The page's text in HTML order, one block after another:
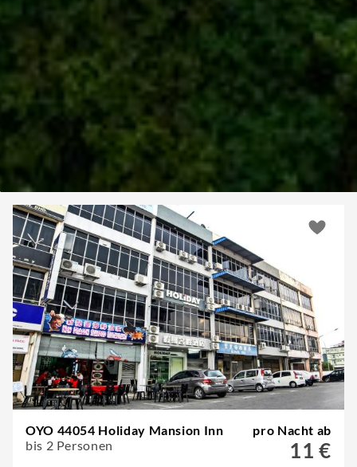
OYO 44054 Holiday Mansion Inn
bis 2 Personen
pro Nacht ab
11 €